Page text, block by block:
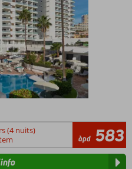
(4 nuits)
àpd 583